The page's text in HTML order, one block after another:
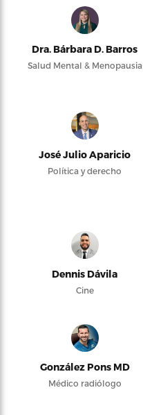
Dra. Bárbara D. Barros
Salud Mental & Menopausia
José Julio Aparicio
Política y derecho
Dennis Dávila
Cine
González Pons MD
Médico radiólogo